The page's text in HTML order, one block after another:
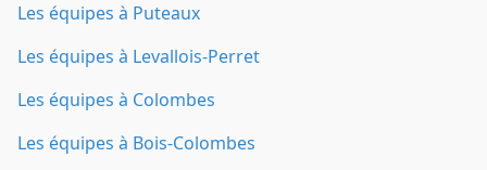
Les équipes à Puteaux
Les équipes à Levallois-Perret
Les équipes à Colombes
Les équipes à Bois-Colombes